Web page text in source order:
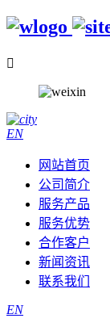

EN
网站首页
公司简介
服务产品
服务优势
合作客户
新闻资讯
联系我们
EN